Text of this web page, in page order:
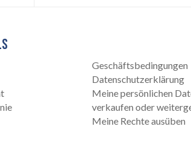
Geschäftsbedingungen
Datenschutzerklärung
Meine persönlichen
verkaufen oder
Meine Rechte ausüben